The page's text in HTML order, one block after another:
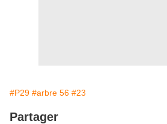
#P29 #arbre 56 #23
Partager